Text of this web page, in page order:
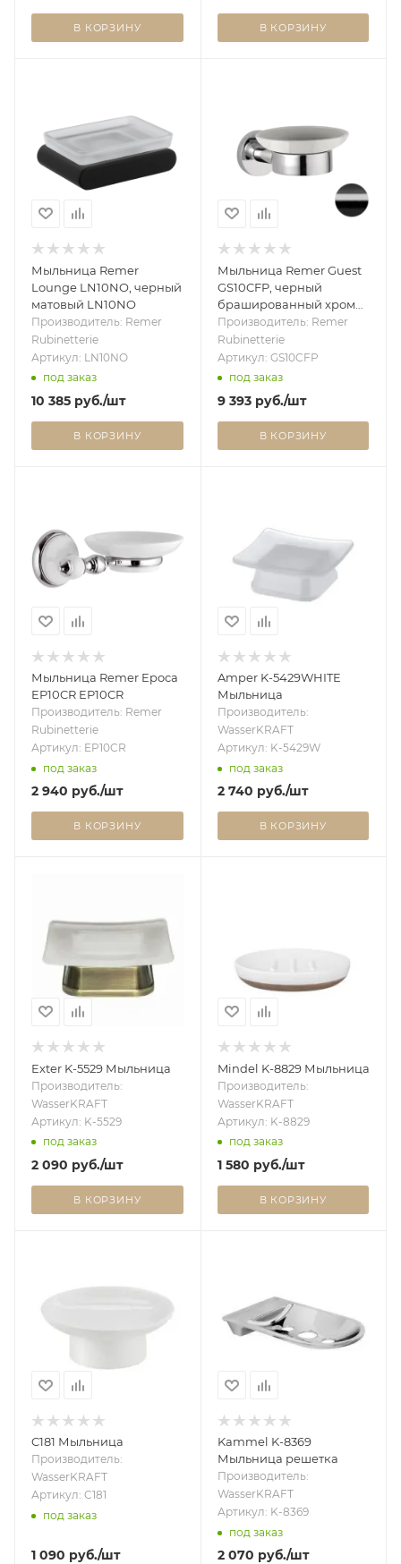
В КОРЗИНУ В КОРЗИНУ
Мыльница Remer
Lounge LN10NO, черный
матовый LN10NO
Производитель: Remer
Rubinetterie
Артикул: LN10NO
под заказ
10 385 руб./шт
В КОРЗИНУ
Мыльница Remer Guest
GS10CFP, черный
брашированный хром
GS10CFP
Производитель: Remer
Rubinetterie
Артикул: GS10CFP
под заказ
9 393руб./шт
В КОРЗИНУ
Мыльница Remer Epoca
EP10CR EP10CR
Производитель: Remer
Rubinetterie
Артикул: EP10CR
под заказ
2 940 руб./шт
В КОРЗИНУ
Amper K-5429WHITE
Мыльница
Производитель:
WasserKRAFT
Артикул: K-5429W
под заказ
2 740 руб./шт
В КОРЗИНУ
Exter K-5529 Мыльница
Производитель:
WasserKRAFT
Артикул: K-5529
под заказ
2 090 руб./шт
В КОРЗИНУ
Mindel K-8829 Мыльница
Производитель:
WasserKRAFT
Артикул: K-8829
под заказ
1 580 руб./шт
В КОРЗИНУ
C181 Мыльница
Производитель:
WasserKRAFT
Артикул: C181
под заказ
1 090 руб./шт
Kammel K-8369
Мыльница решетка
Производитель:
WasserKRAFT
Артикул: K-8369
под заказ
2 070 руб./шт